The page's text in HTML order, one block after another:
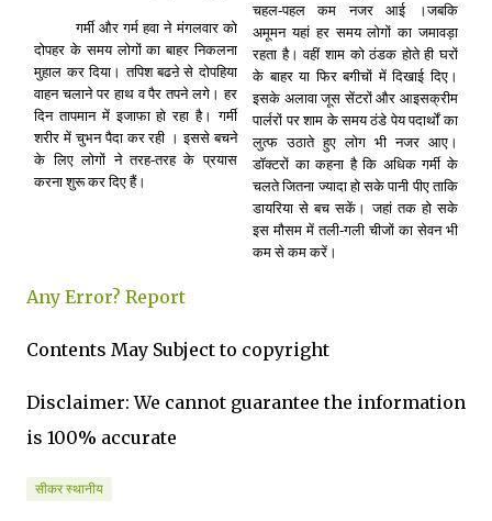
गर्मी और गर्म हवा ने मंगलवार को
दोपहर के समय लोगों का बाहर निकलना
मुहाल कर दिया। तपिश बढऩे से दोपहिया
वाहन चलाने पर हाथ व पैर तपने लगे। हर
दिन तापमान में इजाफा हो रहा है। गर्मी
शरीर में चुभन पैदा कर रही । इससे बचने
के लिए लोगों ने तरह-तरह के प्रयास
करना शुरू कर दिए हैं।
चहल-पहल कम नजर आई ।जबकि
अमूमन यहां हर समय लोगों का जमावड़ा
रहता है। वहीं शाम को ठंडक होते ही घरों
के बाहर या फिर बगीचों में दिखाई दिए।
इसके अलावा जूस सेंटरों और आइसक्रीम
पार्लरों पर शाम के समय ठंडे पेय पदार्थों का
लुत्फ उठाते हुए लोग भी नजर आए।
डॉक्टरों का कहना है कि अधिक गर्मी के
चलते जितना ज्यादा हो सके पानी पीए ताकि
डायरिया से बच सकें। जहां तक हो सके
इस मौसम में तली-गली चीजों का सेवन भी
कम से कम करें।
Any Error? Report
Contents May Subject to copyright
Disclaimer: We cannot guarantee the information
is 100% accurate
सीकर स्थानीय